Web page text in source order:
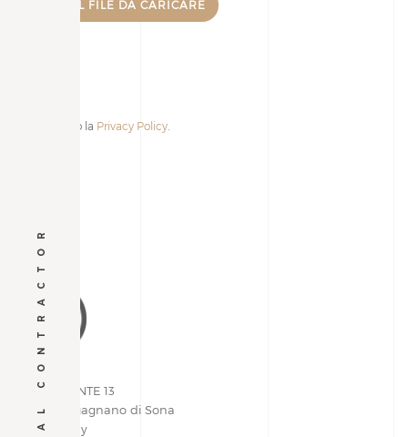
GENERAL CONTRACTOR
VIA PIEMONTE 13
37060 | Lugagnano di Sona
Verona, Italy
+39 045 609.03.05